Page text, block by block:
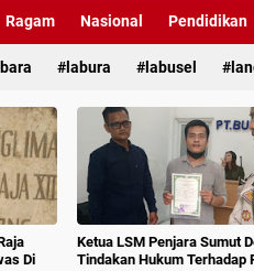
Ragam Nasional Pendidikan
labura labusel
Di
Ketua LSM Penjara Sumut
Tindakan Hukum Terhadap